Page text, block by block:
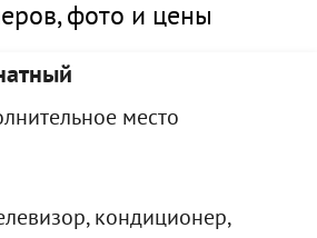
фото и цены
место
кондиционер,